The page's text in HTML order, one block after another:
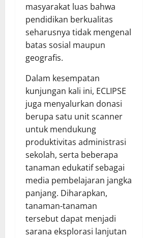
masyarakat luas bahwa
pendidikan berkualitas
seharusnya tidak mengenal
batas sosial maupun
geografis.
Dalam kesempatan
kunjungan kali ini, ECLIPSE
juga menyalurkan donasi
berupa satu unit scanner
untuk mendukung
produktivitas administrasi
sekolah, serta beberapa
tanaman edukatif sebagai
media pembelajaran jangka
panjang. Diharapkan,
tanaman-tanaman
tersebut dapat menjadi
sarana eksplorasi lanjutan